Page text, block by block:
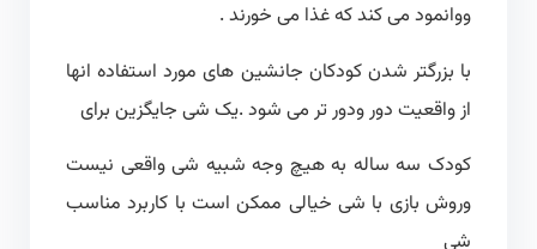
ووانمود می کند که غذا می خورند .
با بزرگتر شدن کودکان جانشین های مورد استفاده انها
از واقعیت دور ودور تر می شود .یک شی جایگزین برای
کودک سه ساله به هیچ وجه شبیه شی واقعی نیست
وروش بازی با شی خیالی ممکن است با کاربرد مناسب